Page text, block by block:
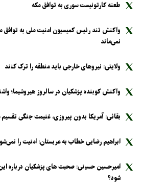
طعنه کارتونیست سوری به توافق مکه
واکنش تند رئیس کمیسیون امنیت ملی به
نمی‌ماند
ولایتی: نیرو‌های خارجی باید منطقه را ترک کنند
واکنش کوبنده پزشکیان در سالروز هیروشیما؛
بقائی: آمریکا بدون پیروزی، غنیمت جنگی
ابراهیم رضایی خطاب به عربستان: امنیت را
امیرحسین حسینی: صحبت های پزشکیان درباره
شود؟